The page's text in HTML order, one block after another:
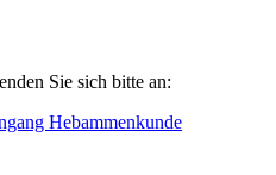
Sie sich bitte an: